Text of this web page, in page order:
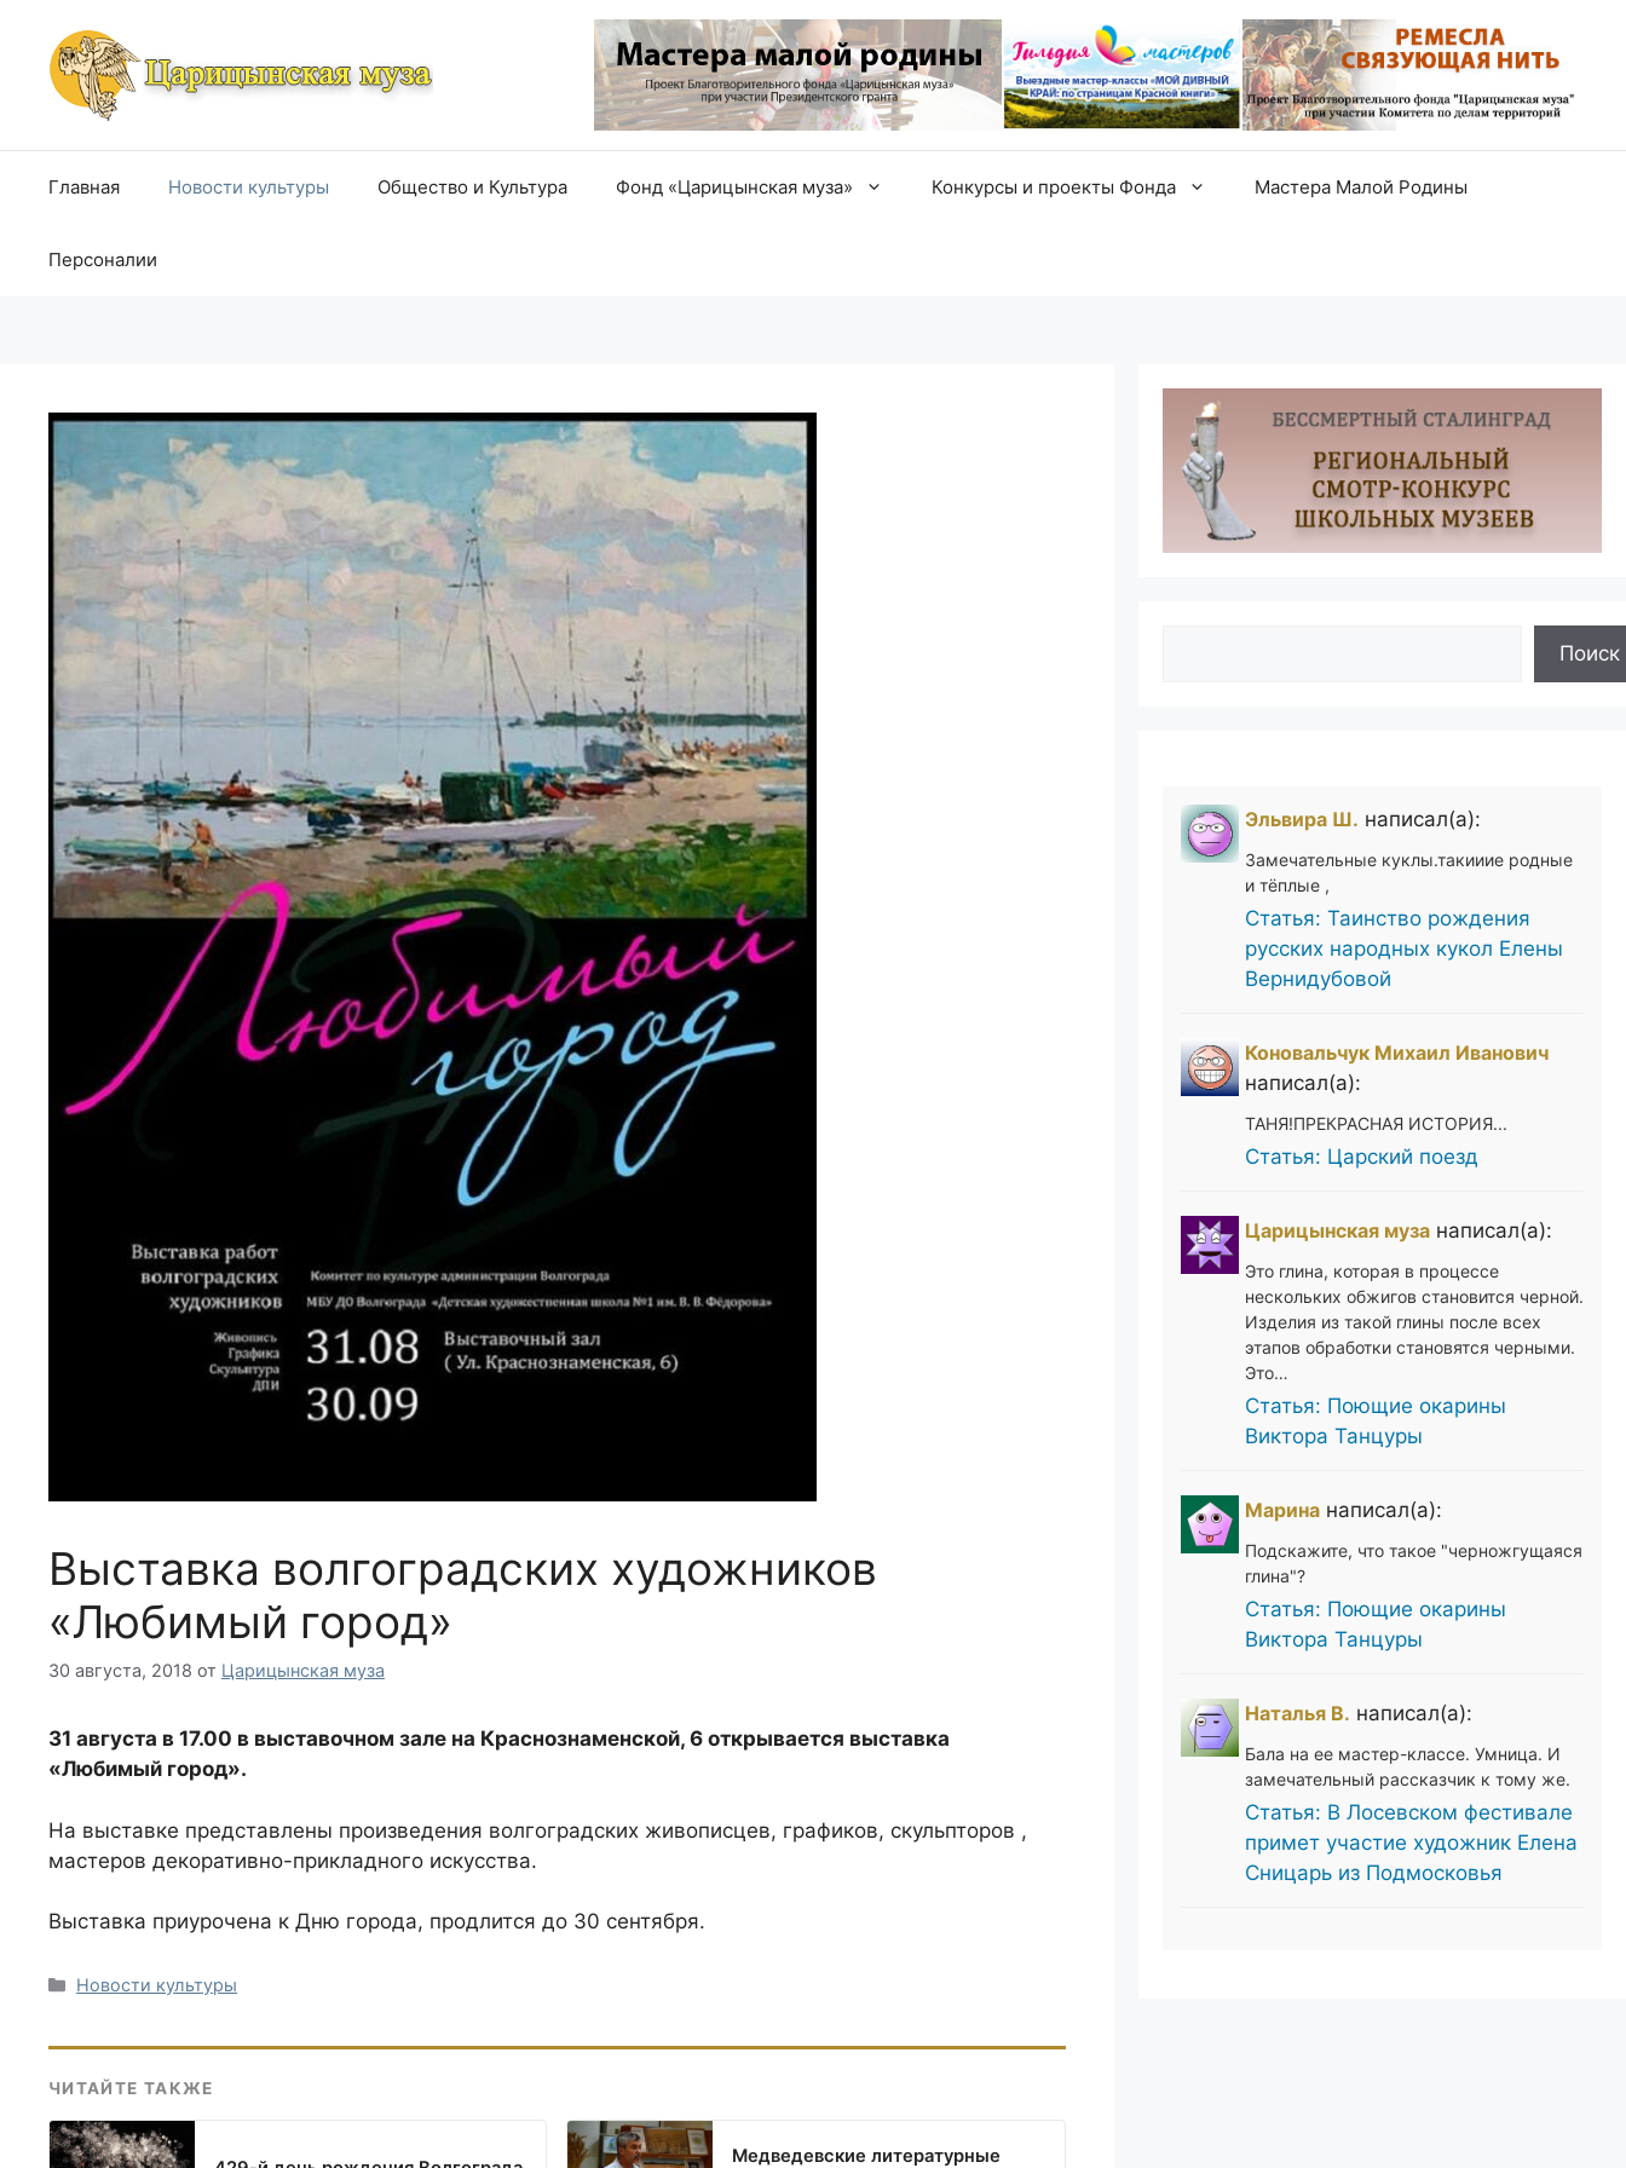
содержимому
Главная Новости культуры Общество и Культура Фонд «Царицынская муза» Конкурсы и проекты Фонда Мастера Малой Родины
Персоналии
Выставка волгоградских художников
«Любимый город»
30 августа, 2018 от Царицынская муза
31 августа в 17.00 в выставочном зале на Краснознаменской, 6 открывается выставка
«Любимый город».
На выставке представлены произведения волгоградских живописцев, графиков, скульпторов ,
мастеров декоративно-прикладного искусства.
Выставка приурочена к Дню города, продлится до 30 сентября.
Рубрики
Новости культуры
ЧИТАЙТЕ ТАКЖЕ
Медведевские литературные
Поиск
Эльвира Ш. написал(а):
Замечательные куклы.такииие родные
и тёплые ,
Статья: Таинство рождения
русских народных кукол Елены
Вернидубовой
Коновальчук Михаил Иванович
написал(а):
ТАНЯ!ПРЕКРАСНАЯ ИСТОРИЯ...
Статья: Царский поезд
Царицынская музанаписал(а):
Это глина, которая в процессе
нескольких обжигов становится черной.
Изделия из такой глины после всех
этапов обработки становятся черными.
Это…
Статья: Поющие окарины
Виктора Танцуры
Маринанаписал(а):
Подскажите, что такое "черножгущаяся
глина"?
Статья: Поющие окарины
Виктора Танцуры
Наталья В. написал(а):
Бала на ее мастер-классе. Умница. И
замечательный рассказчик к тому же.
Статья: В Лосевском фестивале
примет участие художник Елена
Сницарь из Подмосковья